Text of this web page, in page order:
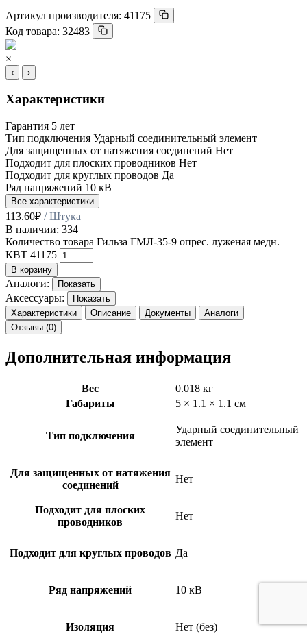
Артикул производителя: 41175
Код товара: 32483
×
‹ ›
Характеристики
Гарантия 5 лет
Тип подключения Ударный соединительный элемент
Для защищенных от натяжения соединений Нет
Подходит для плоских проводников Нет
Подходит для круглых проводов Да
Ряд напряжений 10 кВ
Все характеристики
113.60₽ / Штука
В наличии: 334
Количество товара Гильза ГМЛ-35-9 опрес. луженая медн.
КВТ 41175
В корзину
Аналоги: Показать
Аксессуары:
Показать
Характеристики
Описание Документы
Аналоги
Отзывы (0)
Дополнительная информация
Вес
0.018 кг
Габариты
5 × 1.1 × 1.1 см
Тип подключения
Ударный соединительный
элемент
Для защищенных от натяжения
соединений
Нет
Подходит для плоских
проводников
Нет
Подходит для круглых проводов Да
Ряд напряжений 10 кВ
Изоляция Нет (без)